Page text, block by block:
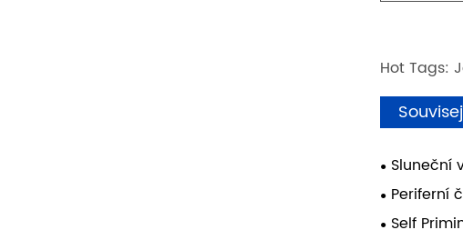
Hot Tags:
Sluneční
Periferní
Self